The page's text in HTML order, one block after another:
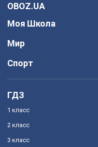
OBOZ.UA
Моя Школа
Мир
Спорт
ГДЗ
1 класс
2 класс
3 класс